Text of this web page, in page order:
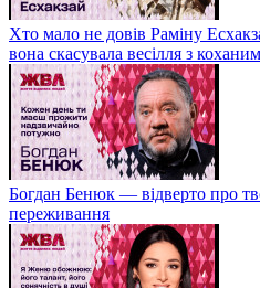
Хто мало не довів Раміну
вона скасувала весілля з коханим
Богдан Бенюк — відверто про
переживання